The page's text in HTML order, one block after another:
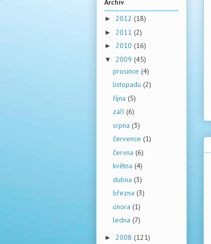
Archiv
► 2012 (18)
► 2011 (2)
► 2010 (16)
▼ 2009 (45)
prosince (4)
listopadu (2)
října (5)
září (6)
srpna (3)
července (1)
června (6)
května (4)
dubna (3)
března (3)
února (1)
ledna (7)
► 2008 (121)